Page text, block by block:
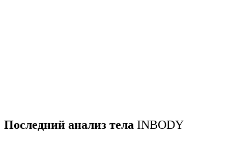
Последний анализ тела INBODY